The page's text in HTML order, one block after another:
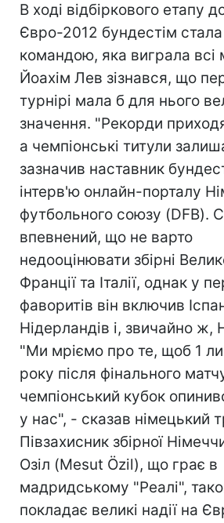
В ході відбіркового етапу
Євро-2012 бундестім
командою, яка виграла всі
Йоахім Лев зізнався, що
турнірі мала б для нього
значення. "Рекорди
а чемпіонські титули
зазначив наставник
інтерв'ю онлайн-порталу
футбольного союзу (DFB).
впевнений, що не варто
недооцінювати збірні
Франції та Італії, однак у
фаворитів він включив
Нідерландів і, звичайно ж,
"Ми мріємо про те, щоб 1
року після фінального
чемпіонський кубок
у нас", - сказав німецький
Півзахисник збірної
Озіл (Mesut Özil), що грає в
мадридському "Реалі",
покладає великі надії на